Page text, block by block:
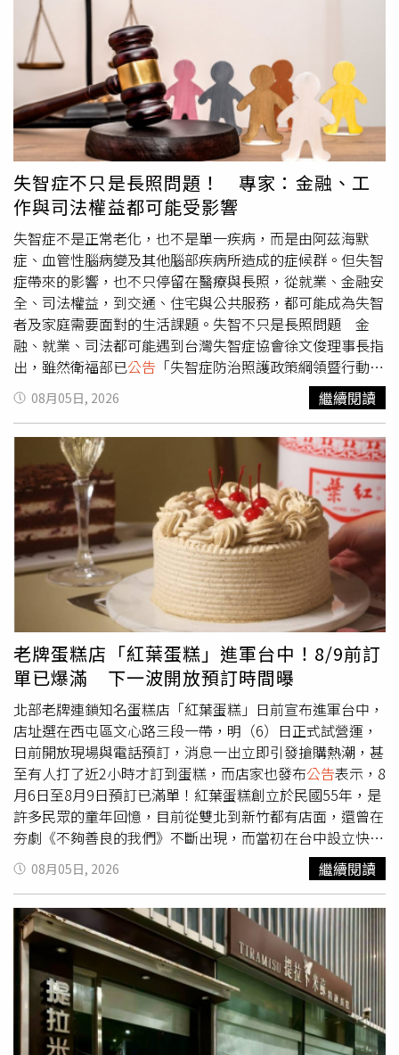
護、修繕工程聯繫、信件收發、接待室值勤，以及支援駕駛
等工作，同時負責差勤管理、保險及契約更新、資料整理等
業務。代表處表示，該職缺的上班時間為週一至週五上午9
時至下午5時，中午休息1小時，不提供遠距工作，錄取後須
先試用3個月，並於報到1個月內繳交英國及中華民國的無犯
罪紀錄證明。相關資訊曝光後引發討論，尤其是每月2298
英鎊的薪水，遭不少網友質疑待遇過低，紛紛留言表示「是
在請實習生嗎」、「政府帶頭低薪」、「有這些能力的人寧
願去其他企業」、「這還沒扣稅，在英國怎麼生活」、「乾
脆找志工算了」。根據英國現行規定，21歲以上勞工適用的
法定「國家生活工資」（NationalLiving Wage）最低時薪為
12.71英鎊（約新台幣551元）。由於英國近年物價及房租
持續上漲，多數網友認為，雖然該職缺薪資高於法定最低工
資，但考量工作條件、語言能力及專業要求，加上倫敦生活
成本高昂，待遇恐怕有待商榷。
失智症不只是長照問題！ 專家：金融、工
作與司法權益都可能受影響
失智症不是正常老化，也不是單一疾病，而是由阿茲海默
症、血管性腦病變及其他腦部疾病所造成的症候群。但失智
症帶來的影響，也不只停留在醫療與長照，從就業、金融安
全、司法權益，到交通、住宅與公共服務，都可能成為失智
者及家庭需要面對的生活課題。失智不只是長照問題 金
融、就業、司法都可能遇到台灣失智症協會徐文俊理事長指
出，雖然衛福部已公告 「失智症防治照護政策綱領暨行動方
案3.0」，並納入長照3.0專章，但協會認為，現行模式仍面
臨兩大核心限制：行政計畫缺乏法源與位階：失智政策需要
跨部會橫向整合，例如走失預防涉及警政、社政與衛政。現
行政策3.0雖已建立跨部會工作項目與管考機制，但其性質
仍屬行政計畫，尚未形成法律明定的國家義務、權益保障及
長期制度承諾。長照體系無法單獨承擔失智症的多元課題：
失智症除照顧需求外，也涉及就業、教育、金融安全、司法
權益、交通、住宅與公共服務，需要建立跨部會、跨生命歷
程的治理架構。對此，徐文俊表示，協會主張應儘速完成
《失智症基本法》立法，藉此建立跨部會協調架構，明定國
家責任、政策涵蓋範圍及定期檢討機制，與現行政策及法制
相互補強。失智症診斷治療持續發展 醫界盼制度同步跟上
台灣臨床失智症學會徐榮隆理事長從臨床診斷治療角度表
示，不同病因、病程與階段，需要不同的診斷、治療與支
持。目前已經進入精準診斷、精準治療的時代，但制度建設
尚未完全跟上。他認為，未來可進一步補足精準診斷的可近
性、跨專業醫療量能，並建立全國性的失智症登錄與品質管
理制度，期待透過立法，讓每一位患者都能依病因、病程及
個別條件，獲得及時、適切且公平的診斷、治療與照護。失
智者可能出現精神行為症狀 家庭照顧壓力隨之升高台灣老
年精神醫學會邱智強理事長指出，約八至九成失智者在病程
中可能出現焦躁、憂鬱、妄想、幻覺、睡眠障礙或冷漠等症
狀，不僅影響本人安全與生活尊嚴，也可能使家庭照顧壓力
急遽升高。他認為，目前各部會雖已有相關措施，但若能透
過立法建立較完整的制度架構，有助於政府與社會從更全面
的角度檢視並落實相關政策。失智症影響不只在醫療 及早
管理風險因子有機會延後發生台北醫學大學醫學院胡朝榮院
長表示，我國65歲以上長者失智盛行率約8%，早已是攸關
國家醫療與長期照顧永續的公共政策議題。他指出，最新國
際研究顯示，根據整體人口推估，若能及早管理聽力損失、
高血壓、高膽固醇、糖尿病、社會孤立及缺乏運動等風險因
08月05日, 2026 繼續閱讀
老牌蛋糕店「紅葉蛋糕」進軍台中！8/9前訂
單已爆滿 下一波開放預訂時間曝
北部老牌連鎖知名蛋糕店「紅葉蛋糕」日前宣布進軍台中，
店址選在西屯區文心路三段一帶，明（6）日正式試營運，
日前開放現場與電話預訂，消息一出立即引發搶購熱潮，甚
至有人打了近2小時才訂到蛋糕，而店家也發布公告表示，8
月6日至8月9日預訂已滿單！紅葉蛋糕創立於民國55年，是
許多民眾的童年回憶，目前從雙北到新竹都有店面，還曾在
夯劇《不夠善良的我們》不斷出現，而當初在台中設立快閃
櫃，排隊人潮擠爆現場，要等40分鐘才買得到，讓不少饕客
大讚其蛋糕美味。這次紅葉蛋糕正式進軍台中，自日前開放
預訂以來，店家電話幾近被打爆的狀態，還有網友在社群平
台分享買不到的經歷。由於預購反應熱烈，紅葉蛋糕在官網
發布
公告表示：「8月6日至8月9日預訂已滿單，如欲購買
蛋糕，請直接至現場選購，每日現貨數量有限，款式以門市
現場販售為主，建議提早前往喔！造成不便敬請見諒。」此
外，店家也提到8月13日將開放下一波官網訂單，開放官網
預訂、門市自取！
08月05日, 2026 繼續閱讀